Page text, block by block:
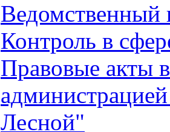
Ведомственный
Контроль в
Правовые акты
Лесной"